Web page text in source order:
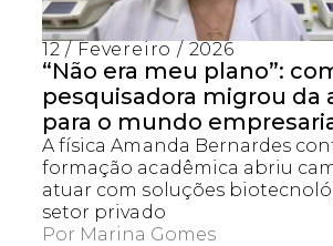
12 / Fevereiro / 2026
“Não era meu plano”:
pesquisadora migrou da
para o mundo
A física Amanda Bernardes
formação acadêmica abriu
atuar com soluções
setor privado
Por Marina Gomes